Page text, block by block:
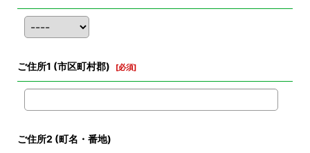
ご住所1 (市区町村郡) [必須]
ご住所2 (町名・番地)